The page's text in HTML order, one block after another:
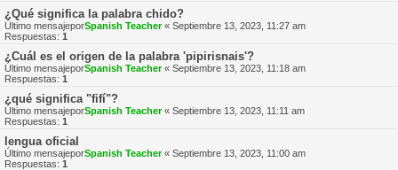
¿Qué significa la palabra chido?
Último mensajeporSpanish Teacher« Septiembre 13, 2023, 11:27 am
Respuestas: 1
¿Cuál es el origen de la palabra 'pipirisnais'?
Último mensajeporSpanish Teacher« Septiembre 13, 2023, 11:18 am
Respuestas: 1
¿qué significa "fifí"?
Último mensajeporSpanish Teacher« Septiembre 13, 2023, 11:11 am
Respuestas: 1
lengua oficial
Último mensajeporSpanish Teacher« Septiembre 13, 2023, 11:00 am
Respuestas: 1